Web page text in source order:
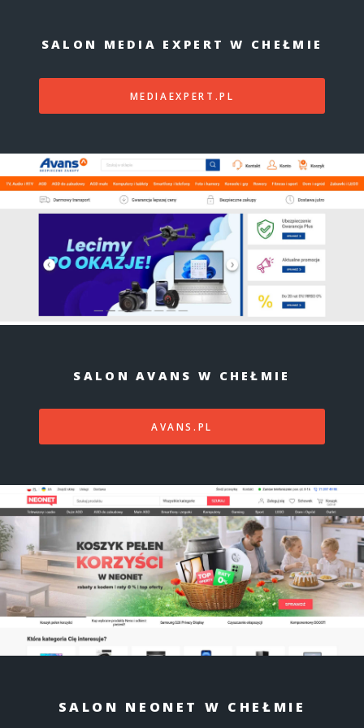
SALON MEDIA EXPERT W CHEŁMIE
MEDIAEXPERT.PL
SALON AVANS W CHEŁMIE
AVANS.PL
SALON NEONET W CHEŁMIE